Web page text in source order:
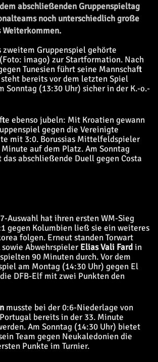
abschließenden Gruppenspieltag
noch unterschiedlich große
Weiterkommen.
zweitem Gruppenspiel gehörte
(Foto: imago) zur Startformation. Nach
Tunesien führt seine Mannschaft
bereits vor dem letzten Spiel
Sonntag (13:30 Uhr) sicher in der K.-o.-
ebenso jubeln: Mit Kroatien gewann
gegen die Vereinigte
mit 3:0. Borussias Mittelfeldspieler
auf dem Platz. Am Sonntag
abschließende Duell gegen Costa
Auswahl hat ihren ersten WM-Sieg
gegen Kolumbien ließ sie ein weiteres
folgen. Erneut standen Torwart
sowie Abwehrspieler Elias Vali Fardin
90 Minuten durch. Vor dem
am Montag (14:30 Uhr) gegen El
DFB-Elf mit zwei Punkten den
musste bei der 0:6-Niederlage von
bereits in der 33. Minute
Am Sonntag (14:30 Uhr) bietet
Team gegen Neukaledonien die
Punkte im Turnier.